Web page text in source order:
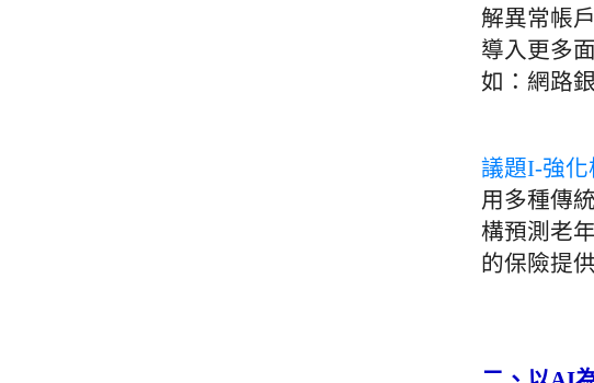
解異常帳
導入更多
如：網路
議題I-強化
用多種傳
構預測老
的保險提